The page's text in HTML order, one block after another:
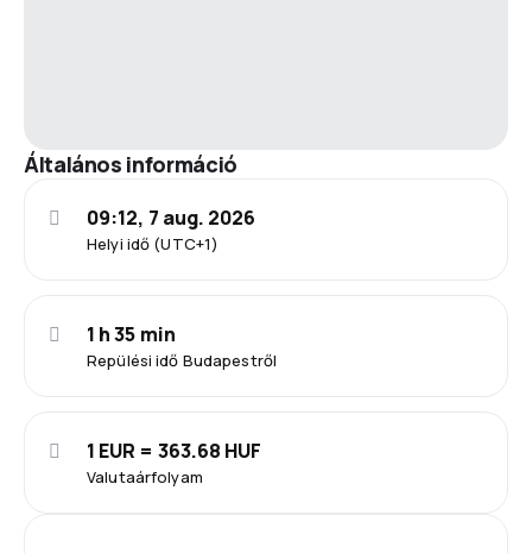
Általános információ
Helyi idő (UTC+1)
09:12, 7 aug. 2026
Repülési idő Budapestről
1 h 35 min
Valutaárfolyam
1 EUR = 363.68 HUF